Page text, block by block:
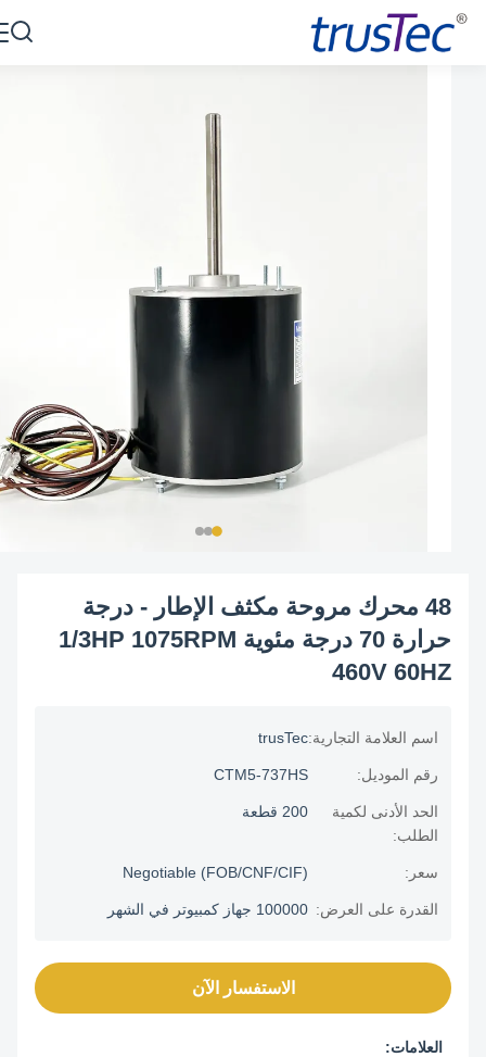
48 محرك مروحة مكثف الإطار - درجة
حرارة 70 درجة مئوية 1/3HP 1075RPM
460V 60HZ
اسم العلامة التجارية:trusTec
رقم الموديل: CTM5-737HS
الحد الأدنى لكمية
الطلب:
200 قطعة
Negotiable (FOB/CNF/CIF)
القدرة على العرض: 100000 جهاز كمبيوتر في الشهر
الاستفسار الآن
العلامات: